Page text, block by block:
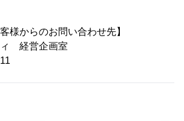
様からのお問い合わせ先】
ィ 経営企画室